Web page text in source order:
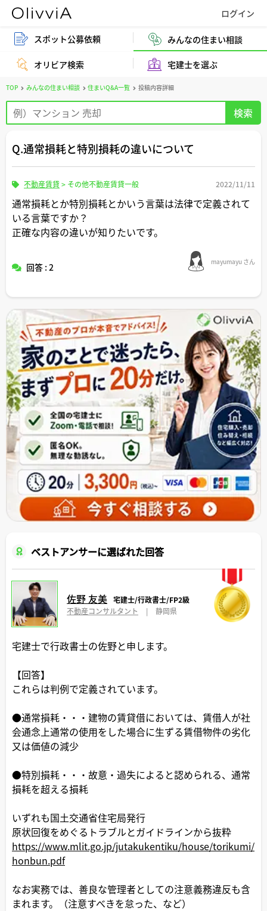
スポット公募依頼 みんなの住まい相談
オリビア検索 宅建士を選ぶ
TOP みんなの住まい相談 住まいQ&A一覧 投稿内容詳細
Q.通常損耗と特別損耗の違いについて
不動産賃貸> その他不動産賃貸一般 2022/11/11
通常損耗とか特別損耗とかいう言葉は法律で定義されて
いる言葉ですか？
正確な内容の違いが知りたいです。
回答 : 2 mayumayu さん
ベストアンサーに選ばれた回答
佐野 友美 宅建士/行政書士/FP2級
不動産コンサルタント
| 静岡県
宅建士で行政書士の佐野と申します。
【回答】
これらは判例で定義されています。
●通常損耗・・・建物の賃貸借においては、賃借人が社
会通念上通常の使用をした場合に生ずる賃借物件の劣化
又は価値の減少
●特別損耗・・・故意・過失によると認められる、通常
損耗を超える損耗
いずれも国土交通省住宅局発行
原状回復をめぐるトラブルとガイドラインから抜粋
https://www.mlit.go.jp/jutakukentiku/house/torikumi/
honbun.pdf
なお実務では、善良な管理者としての注意義務違反も含
まれます。（注意すべきを怠った、など）